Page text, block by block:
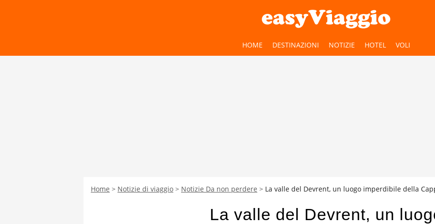
HOME DESTINAZIONI NOTIZIE HOTEL VOLI
Home Notizie di viaggio Notizie Da non perdere La valle del Devrent, un luogo imperdibile della
La valle del Devrent, un